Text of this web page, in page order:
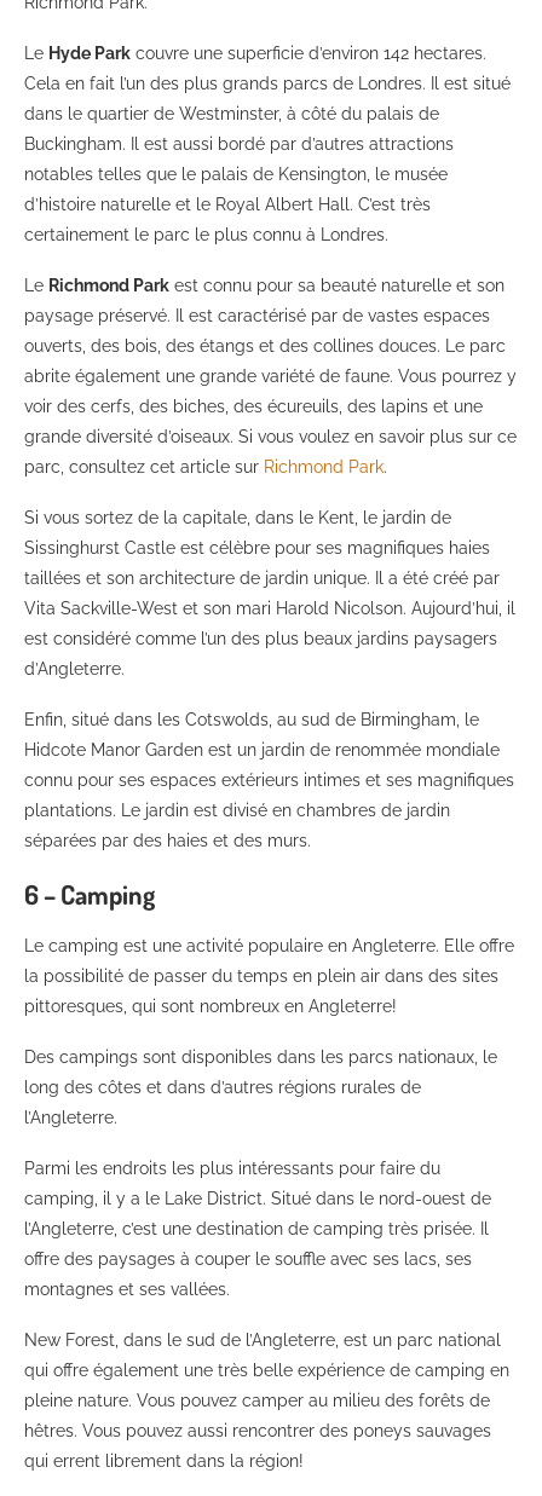
Le Hyde Park couvre une superficie d’environ 142 hectares.
Cela en fait l’un des plus grands parcs de Londres. Il est situé
dans le quartier de Westminster, à côté du palais de
Buckingham. Il est aussi bordé par d’autres attractions
notables telles que le palais de Kensington, le musée
d’histoire naturelle et le Royal Albert Hall. C’est très
certainement le parc le plus connu à Londres.
Le Richmond Park est connu pour sa beauté naturelle et son
paysage préservé. Il est caractérisé par de vastes espaces
ouverts, des bois, des étangs et des collines douces. Le parc
abrite également une grande variété de faune. Vous pourrez y
voir des cerfs, des biches, des écureuils, des lapins et une
grande diversité d’oiseaux. Si vous voulez en savoir plus sur ce
parc, consultez cet article sur Richmond Park.
Si vous sortez de la capitale, dans le Kent, le jardin de
Sissinghurst Castle est célèbre pour ses magnifiques haies
taillées et son architecture de jardin unique. Il a été créé par
Vita Sackville-West et son mari Harold Nicolson. Aujourd’hui, il
est considéré comme l’un des plus beaux jardins paysagers
d’Angleterre.
Enfin, situé dans les Cotswolds, au sud de Birmingham, le
Hidcote Manor Garden est un jardin de renommée mondiale
connu pour ses espaces extérieurs intimes et ses magnifiques
plantations. Le jardin est divisé en chambres de jardin
séparées par des haies et des murs.
6 – Camping
Le camping est une activité populaire en Angleterre. Elle offre
la possibilité de passer du temps en plein air dans des sites
pittoresques, qui sont nombreux en Angleterre!
Des campings sont disponibles dans les parcs nationaux, le
long des côtes et dans d’autres régions rurales de
l’Angleterre.
Parmi les endroits les plus intéressants pour faire du
camping, il y a le Lake District. Situé dans le nord-ouest de
l’Angleterre, c’est une destination de camping très prisée. Il
offre des paysages à couper le souffle avec ses lacs, ses
montagnes et ses vallées.
New Forest, dans le sud de l’Angleterre, est un parc national
qui offre également une très belle expérience de camping en
pleine nature. Vous pouvez camper au milieu des forêts de
hêtres. Vous pouvez aussi rencontrer des poneys sauvages
qui errent librement dans la région!